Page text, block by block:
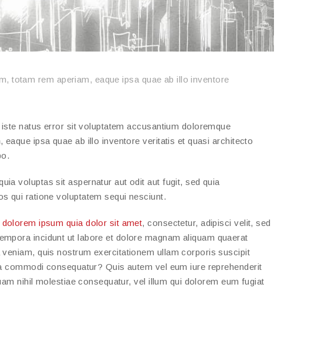
totam rem aperiam, eaque ipsa quae ab illo inventore
natus error sit voluptatem accusantium doloremque
eaque ipsa quae ab illo inventore veritatis et quasi architecto
voluptas sit aspernatur aut odit aut fugit, sed quia
qui ratione voluptatem sequi nesciunt.
dolorem ipsum quia dolor sit amet, consectetur, adipisci velit, sed
incidunt ut labore et dolore magnam aliquam quaerat
quis nostrum exercitationem ullam corporis suscipit
commodi consequatur? Quis autem vel eum iure reprehenderit
nihil molestiae consequatur, vel illum qui dolorem eum fugiat